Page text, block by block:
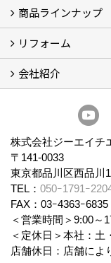
アイフルホームに
商品ラインナップ
商品ラインナップ
リフォーム
まるごと断熱リフ
イベント情報
施工事例
会社紹介
スタッフ紹介
個人情報保護方針
株式会社ジーエイチ
〒141-0033
東京都品川区西品
TEL： 050ｰ1791ｰ
FAX：03ｰ4363ｰ
＜営業時間＞9:00～
＜定休日＞本社：土
店舗休日：店舗によ